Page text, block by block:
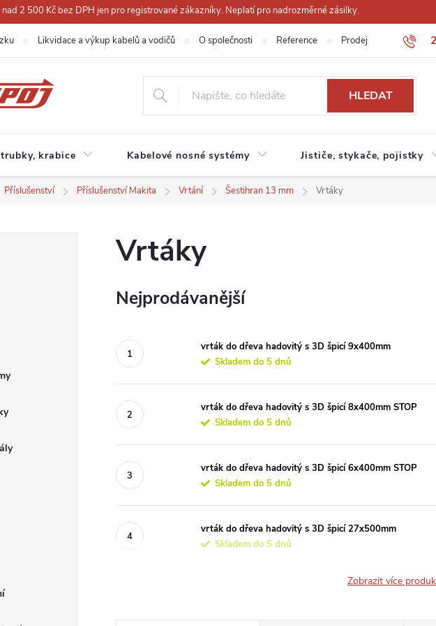
2 500 Kč bez DPH jen pro registrované zákazníky. Neplatí pro nadrozměrné zásilky.
Likvidace a výkup kabelů a vodičů O společnosti Reference Prodejna
HLEDAT
krabice Kabelové nosné systémy Jističe, stykače, pojistky
Příslušenství Příslušenství Makita Vrtání Šestihran 13 mm Vrtáky
Vrtáky
Nejprodávanější
vrták do dřeva hadovitý s 3D špicí 9x400mm
Skladem do 5 dnů
vrták do dřeva hadovitý s 3D špicí 8x400mm STOP
Skladem do 5 dnů
vrták do dřeva hadovitý s 3D špicí 6x400mm STOP
Skladem do 5 dnů
vrták do dřeva hadovitý s 3D špicí 27x500mm
Skladem do 5 dnů
Zobrazit více